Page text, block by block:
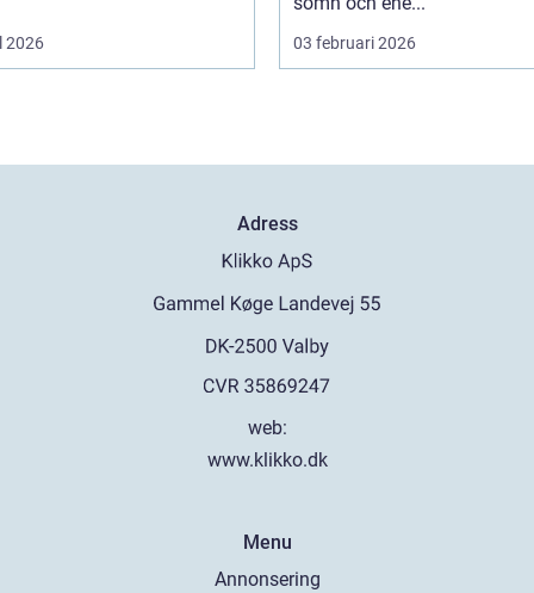
2026 03 februari 2026
Adress
web:
www.klikko.dk
Menu
Annonsering